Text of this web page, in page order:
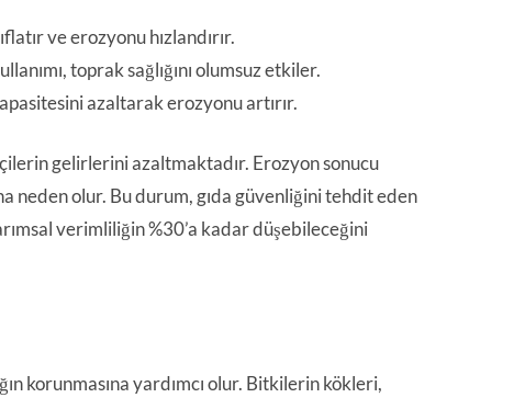
ve erozyonu hızlandırır.
toprak sağlığını olumsuz etkiler.
azaltarak erozyonu artırır.
gelirlerini azaltmaktadır. Erozyon sonucu
olur. Bu durum, gıda güvenliğini tehdit eden
verimliliğin %30’a kadar düşebileceğini
korunmasına yardımcı olur. Bitkilerin kökleri,